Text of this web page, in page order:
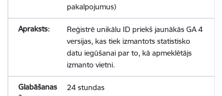
pakalpojumus)
Reģistrē unikālu ID priekš jaunākās GA 4
versijas, kas tiek izmantots statistisko
datu iegūšanai par to, kā apmeklētājs
izmanto vietni.
24 stundas